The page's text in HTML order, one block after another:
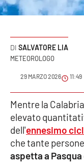
Cultura
Podcast
VIDEO
Ambiente
SALVATORE LIA
METEOROLOGO
29 MARZO 2026 11:49
Mentre la
elevato
dell'ennesimo
che tante
aspetta a